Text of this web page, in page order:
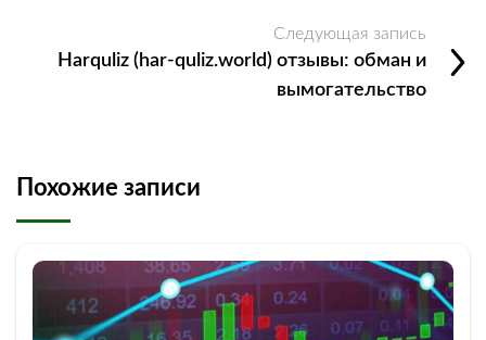
Следующая запись
Harquliz (har-quliz.world) отзывы: обман и
вымогательство
Похожие записи